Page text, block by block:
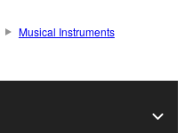
Musical Instruments